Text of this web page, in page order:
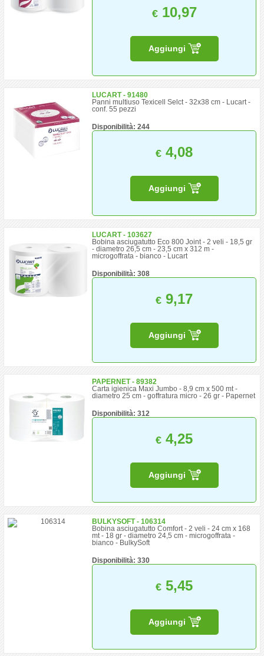
€10,97
Aggiungi
LUCART - 91480
Panni multiuso Texicell Selct - 32x38 cm - Lucart -
conf. 55 pezzi
Disponibilità: 244
€ 4,08
Aggiungi
LUCART - 103627
Bobina asciugatutto Eco 800 Joint - 2 veli - 18,5 gr
- diametro 26,5 cm - 23,5 cm x 312 m -
microgoffrata - bianco - Lucart
Disponibilità: 308
€ 9,17
Aggiungi
PAPERNET - 89382
Carta igienica Maxi Jumbo - 8,9 cm x 500 mt -
diametro 25 cm - goffratura micro - 26 gr - Papernet
Disponibilità: 312
€ 4,25
Aggiungi
BULKYSOFT - 106314
Bobina asciugatutto Comfort - 2 veli - 24 cm x 168
mt - 18 gr - diametro 24,5 cm - microgoffrata -
bianco - BulkySoft
Disponibilità: 330
€ 5,45
Aggiungi